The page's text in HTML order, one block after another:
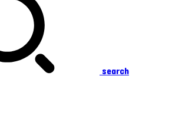
search